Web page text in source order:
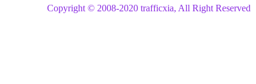
Copyright © 2008-2020 trafficxia, All Right Reserved